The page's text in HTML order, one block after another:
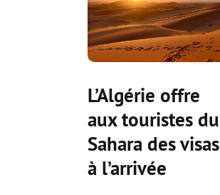
L’Algérie offre
aux touristes du
Sahara des visas
à l’arrivée